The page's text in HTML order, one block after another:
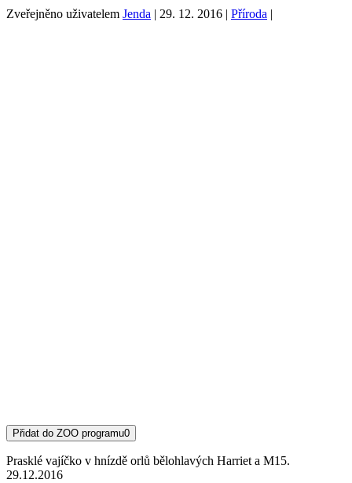
Zveřejněno uživatelem Jenda | 29. 12. 2016 | Příroda |
Přidat do ZOO programu0
Prasklé vajíčko v hnízdě orlů bělohlavých Harriet a M15.
29.12.2016